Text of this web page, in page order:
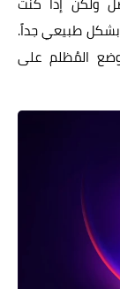
بشكل طبيعي جداً.
المُظلم على